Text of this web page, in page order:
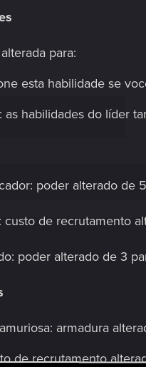
para:
esta habilidade se
as habilidades do líder
poder alterado de
custo de recrutamento
poder alterado de 3
armadura
de recrutamento